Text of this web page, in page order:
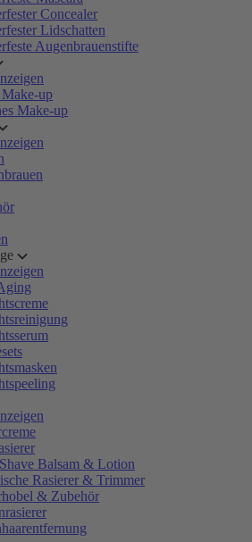
Concealer
Lidschatten
Augenbrauenstifte
up
Make-up
Balsam & Lotion
Rasierer & Trimmer
& Zubehör